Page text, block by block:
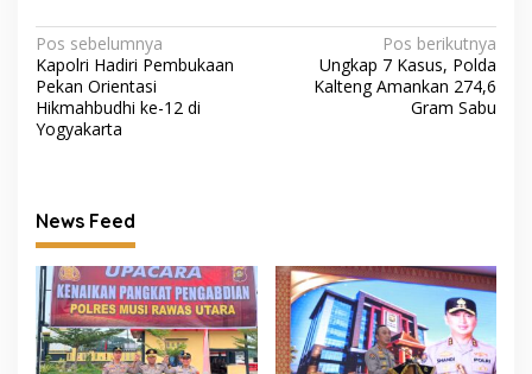
Navigasi
pos
Pos sebelumnya
Kapolri Hadiri Pembukaan
Pekan Orientasi
Hikmahbudhi ke-12 di
Yogyakarta
Pos berikutnya
Ungkap 7 Kasus, Polda
Kalteng Amankan 274,6
Gram Sabu
News Feed